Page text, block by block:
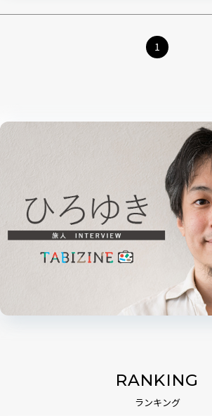
1
RANKING
ランキング